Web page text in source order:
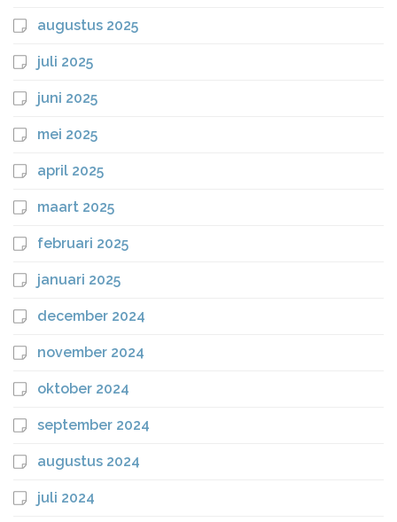
augustus 2025
juli 2025
juni 2025
mei 2025
april 2025
maart 2025
februari 2025
januari 2025
december 2024
november 2024
oktober 2024
september 2024
augustus 2024
juli 2024